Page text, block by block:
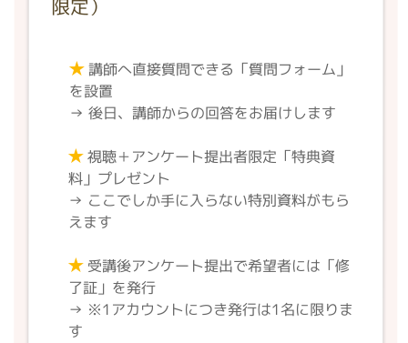
限定）
★講師へ直接質問できる「質問フォーム」
を設置
→ 後日、講師からの回答をお届けします
★視聴＋アンケート提出者限定「特典資
料」プレゼント
→ ここでしか手に入らない特別資料がもら
えます
★受講後アンケート提出で希望者には「修
了証」を発行
→ ※1アカウントにつき発行は1名に限りま
す